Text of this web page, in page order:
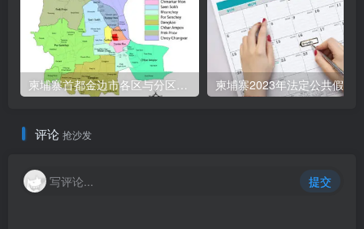
柬埔寨首都金边市各区与分区名称分布 柬埔寨2023年法定公共假期
评论 抢沙发
写评论... 提交